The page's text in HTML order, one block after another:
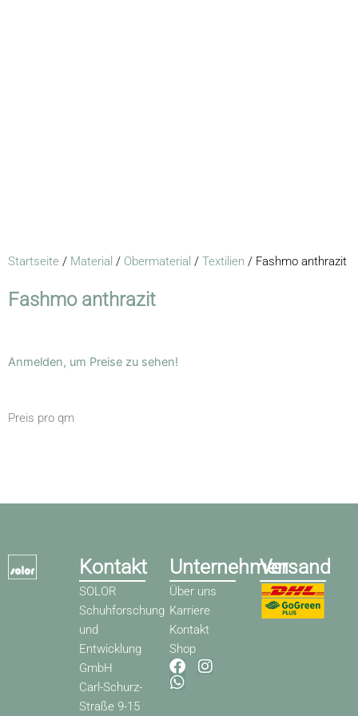
Startseite / Material / Obermaterial / Textilien / Fashmo anthrazit
Fashmo anthrazit
Anmelden, um Preise zu sehen!
Preis pro qm
Kontakt
SOLOR
Schuhforschung
und
Entwicklung
GmbH
Carl-Schurz-
Straße 9-15
Unternehmen
Über uns
Karriere
Kontakt
Shop
F
a
I
W
h
Versand